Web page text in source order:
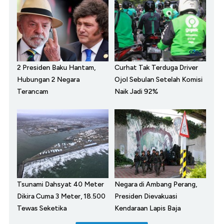
2 Presiden Baku Hantam,
Hubungan 2 Negara
Terancam
Curhat Tak Terduga Driver
Ojol Sebulan Setelah Komisi
Naik Jadi 92%
Tsunami Dahsyat 40 Meter
Dikira Cuma 3 Meter, 18.500
Tewas Seketika
Negara di Ambang Perang,
Presiden Dievakuasi
Kendaraan Lapis Baja